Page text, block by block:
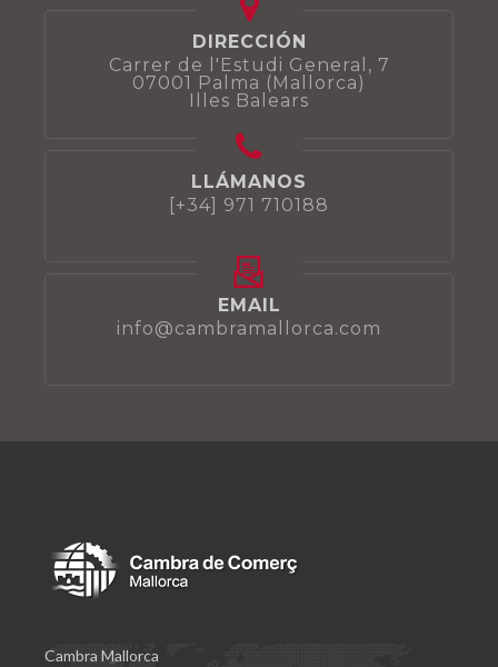
DIRECCIÓN
Carrer de l'Estudi General, 7
07001 Palma (Mallorca)
Illes Balears
LLÁMANOS
[+34] 971 710188
EMAIL
info@cambramallorca.com
Cambra Mallorca